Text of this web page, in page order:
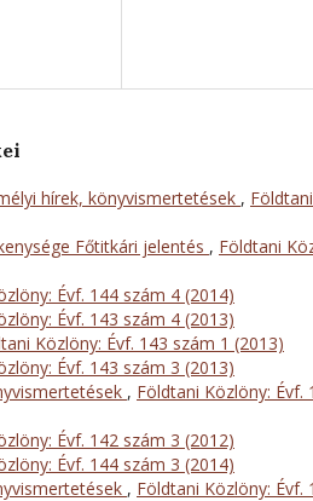
hírek, könyvismertetések ,
Főtitkári jelentés , Földtani
Évf. 144 szám 4 (2014)
Évf. 143 szám 4 (2013)
Közlöny: Évf. 143 szám 1 (2013)
Évf. 143 szám 3 (2013)
, Földtani Közlöny: Évf.
Évf. 142 szám 3 (2012)
Évf. 144 szám 3 (2014)
, Földtani Közlöny: Évf.